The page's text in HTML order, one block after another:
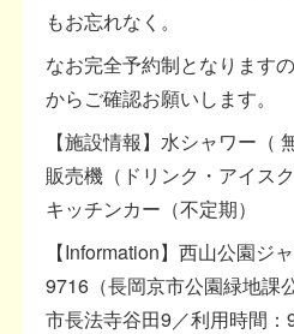
もお忘れなく。
なお完全予約制となります
からご確認お願いします。
【施設情報】水シャワー（
販売機（ドリンク・アイス
キッチンカー（不定期）
【Information】西山公園ジ
9716（長岡京市公園緑地課
市長法寺谷田9／利用時間：